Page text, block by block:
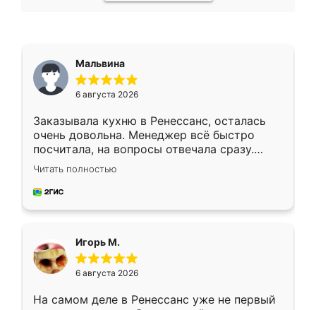
Мальвина
6 августа 2026
Заказывала кухню в Ренессанс, осталась
очень довольна. Менеджер всё быстро
посчитала, на вопросы отвечала сразу.
Замерщик приехал в субботу, подошёл к
делу со всей ответственностью. Собрали
за день, ребята работали аккуратно, даже
Читать полностью
Игорь М.
6 августа 2026
На самом деле в Ренессанс уже не первый